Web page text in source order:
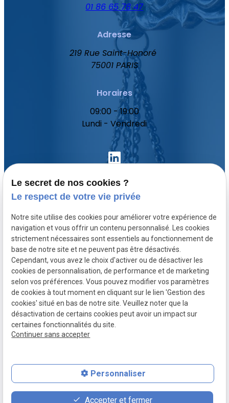
01 86 65 78 47
Adresse
219 Rue Saint-Honoré
75001 PARIS
Horaires
09:00 - 19:00
Lundi - Vendredi
Votre avocat
Domaines de compétence
Actualités
Contact
SIRET :
80771512300020
Mentions légales
Politique de
confidentialité
Plan du site
place contact_page phone
Le secret de nos cookies ?
Le respect de votre vie privée
Notre site utilise des cookies pour améliorer votre expérience de
navigation et vous offrir un contenu personnalisé. Les cookies
strictement nécessaires sont essentiels au fonctionnement de
base de notre site et ne peuvent pas être désactivés.
Cependant, vous avez le choix d'activer ou de désactiver les
cookies de personnalisation, de performance et de marketing
selon vos préférences. Vous pouvez modifier vos paramètres
de cookies à tout moment en cliquant sur le lien 'Gestion des
cookies' situé en bas de notre site. Veuillez noter que la
désactivation de certains cookies peut avoir un impact sur
certaines fonctionnalités du site.
Continuer sans accepter
Personnaliser
Accepter et fermer